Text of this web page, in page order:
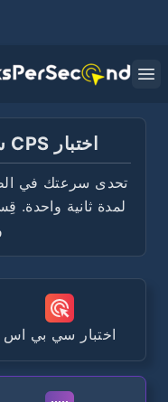
Open main menu
اختبار CPS شريط المسافة 1 ثانية
تحدى سرعتك في
لمدة ثانية واحدة.
اختبار سي بي اس